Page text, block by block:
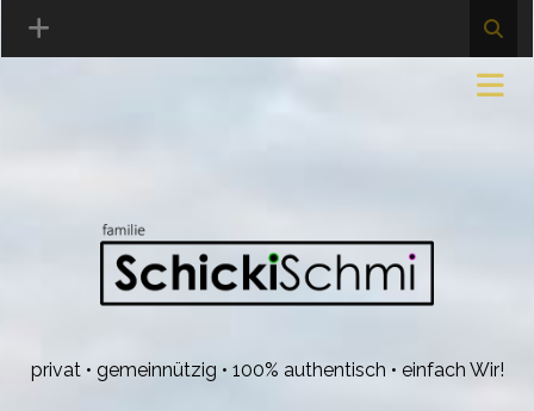
privat • gemeinnützig • 100% authentisch • einfach Wir!